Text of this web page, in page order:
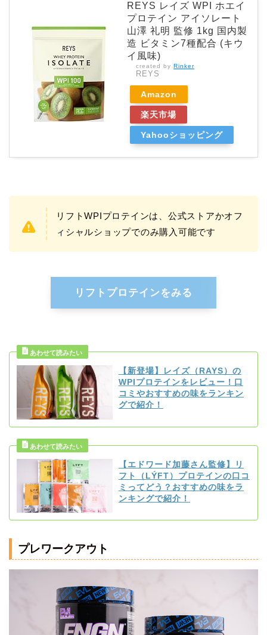
REYS レイズ WPI ホエイ
プロテイン アイソレート
山澤 礼明 監修 1kg 国内製
造 ビタミン7種配合 (キウ
イ風味)
created by Rinker
REYS
Amazon
楽天市場
Yahooショッピング
リフトWPIプロテインは、公式ストアかオフ
ィシャルショップでのみ購入可能です
リフトプロテインをみる
【新登場】レイズ（RAYS）の
WPIプロテインをレビュー！口
コミやおすすめの味をランキン
グで紹介！
【エドワード加藤さん監修】リ
フト（LÝFT）プロテインの口コ
ミってどう？おすすめの味をラ
ンキングで紹介！
プレワークアウト